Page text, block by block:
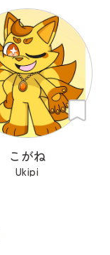
こがね
Ukipi